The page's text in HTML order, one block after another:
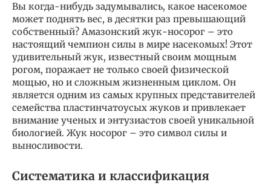
Вы когда-нибудь задумывались, какое насекомое
может поднять вес, в десятки раз превышающий
собственный? Амазонский жук-носорог – это
настоящий чемпион силы в мире насекомых! Этот
удивительный жук, известный своим мощным
рогом, поражает не только своей физической
мощью, но и сложным жизненным циклом. Он
является одним из самых крупных представителей
семейства пластинчатоусых жуков и привлекает
внимание ученых и энтузиастов своей уникальной
биологией. Жук носорог – это символ силы и
выносливости.
Систематика и классификация